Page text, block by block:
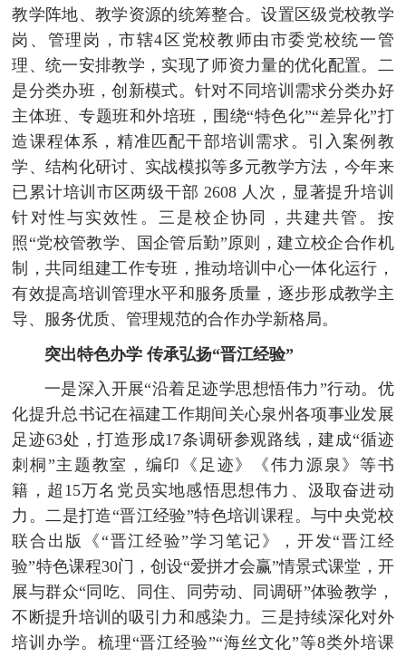
教学阵地、教学资源的统筹整合。设置区级党校教学
岗、管理岗，市辖4区党校教师由市委党校统一管
理、统一安排教学，实现了师资力量的优化配置。 二
是分类办班，创新模式。针对不同培训需求分类办好
主体班、专题班和外培班，围绕“特色化”“差异化”打
造课程体系，精准匹配干部培训需求。引入案例教
学、结构化研讨、实战模拟等多元教学方法，今年来
已累计培训市区两级干部 2608 人次，显著提升培训
针对性与实效性。 三是校企协同，共建共管。按
照“党校管教学、国企管后勤”原则，建立校企合作机
制，共同组建工作专班，推动培训中心一体化运行，
有效提高培训管理水平和服务质量，逐步形成教学主
导、服务优质、管理规范的合作办学新格局。
突出特色办学 传承弘扬“晋江经验”
一是深入开展“沿着足迹学思想悟伟力”行动。优
化提升总书记在福建工作期间关心泉州各项事业发展
足迹63处，打造形成17条调研参观路线，建成“循迹
刺桐”主题教室，编印《足迹》《伟力源泉》等书
籍，超15万名党员实地感悟思想伟力、汲取奋进动
力。二是打造“晋江经验”特色培训课程。与中央党校
联合出版《“晋江经验”学习笔记》，开发“晋江经
验”特色课程30门，创设“爱拼才会赢”情景式课堂，开
展与群众“同吃、同住、同劳动、同调研”体验教学，
不断提升培训的吸引力和感染力。三是持续深化对外
培训办学。梳理“晋江经验”“海丝文化”等8类外培课